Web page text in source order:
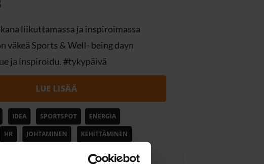
liikuttamassa ja inspiroimassa
väkeä Sports & Well- being dayn
ja inspiroidu. #tykypäivä
LUE LISÄÄ
IDEA SPORTSPOT ENERGIA
HR JOHTAMINEN KEHITTÄMINEN
TAVOITE